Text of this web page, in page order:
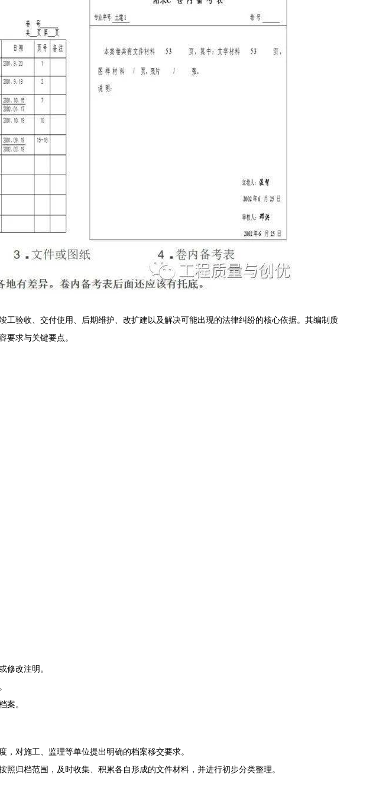
验收、交付使用、后期维护、改扩建以及解决可能出现的法律纠纷的核心依据。其编制质
要求与关键要点。
修改注明。
案。
对施工、监理等单位提出明确的档案移交要求。
归档范围，及时收集、积累各自形成的文件材料，并进行初步分类整理。